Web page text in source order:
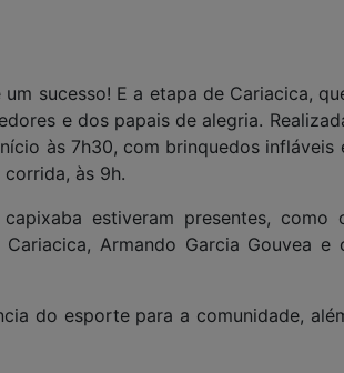
sucesso! E a etapa de Cariacica,
e dos papais de alegria.
às 7h30, com brinquedos infláveis
às 9h.
estiveram presentes, como
Armando Garcia Gouvea e
do esporte para a comunidade,